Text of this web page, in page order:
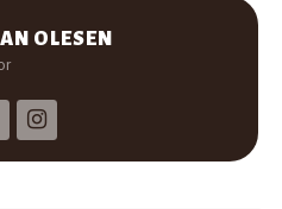
OLESEN